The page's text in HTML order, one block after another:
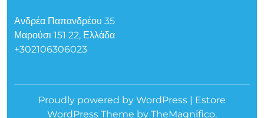
Ανδρέα Παπανδρέου 35
Μαρούσι 151 22, Ελλάδα
+302106306023
Proudly powered by WordPress | Estore
WordPress Theme by TheMagnifico.